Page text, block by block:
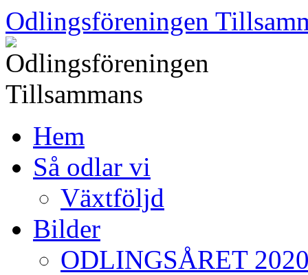
Skip
to
content
Odlingsföreningen
Hem
Så odlar vi
Växtföljd
Bilder
ODLINGSÅRET